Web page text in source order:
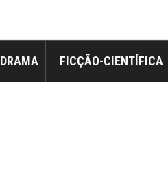
DRAMA FICÇÃO-CIENTÍFICA